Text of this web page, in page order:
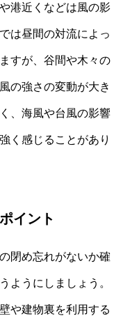
港近くなどは風の影
は昼間の対流によっ
すが、谷間や木々の
の強さの変動が大き
、海風や台風の影響
く感じることがあり
イント
閉め忘れがないか確
ようにしましょう。
や建物裏を利用する